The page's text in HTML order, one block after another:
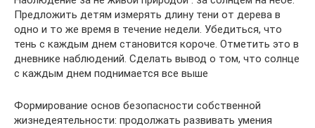
Предложить детям измерять длину тени от дерева в
одно и то же время в течение недели. Убедиться, что
тень с каждым днем становится короче. Отметить это в
дневнике наблюдений. Сделать вывод о том, что солнце
с каждым днем поднимается все выше
Формирование основ безопасности собственной
жизнедеятельности: продолжать развивать умения